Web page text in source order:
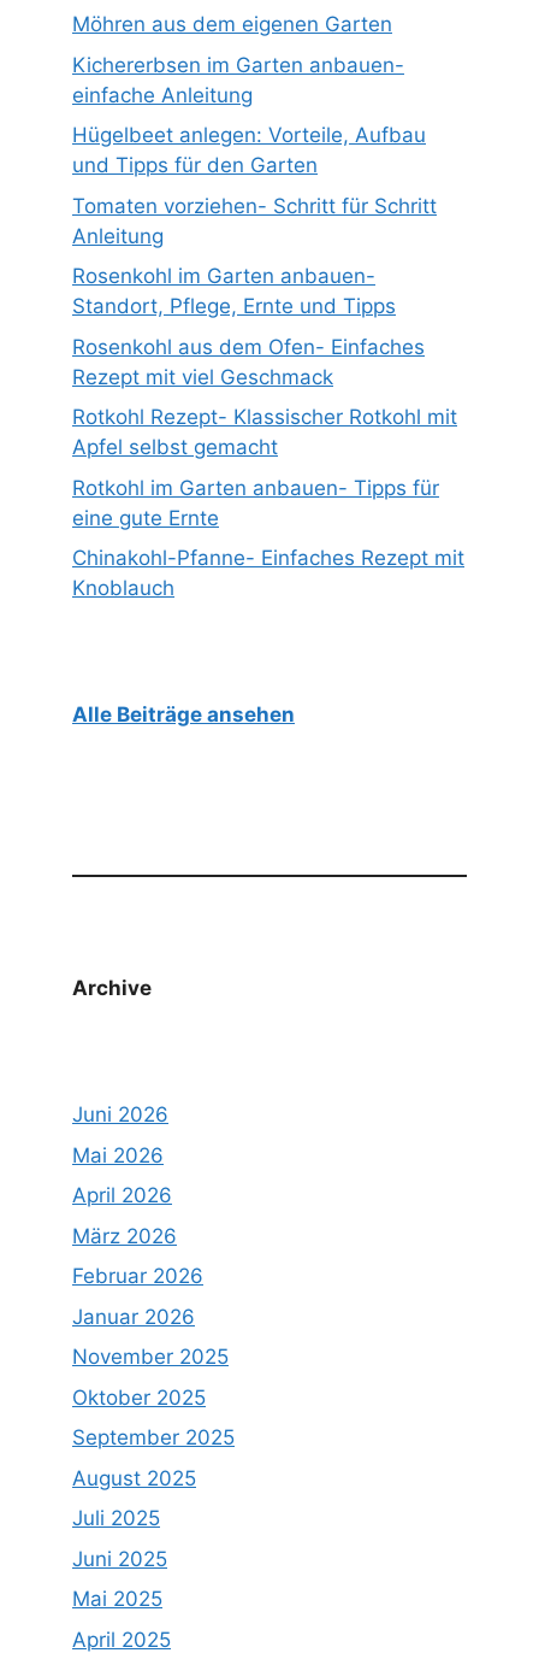
Möhren aus dem eigenen Garten
Kichererbsen im Garten anbauen-
einfache Anleitung
Hügelbeet anlegen: Vorteile, Aufbau
und Tipps für den Garten
Tomaten vorziehen- Schritt für Schritt
Anleitung
Rosenkohl im Garten anbauen-
Standort, Pflege, Ernte und Tipps
Rosenkohl aus dem Ofen- Einfaches
Rezept mit viel Geschmack
Rotkohl Rezept- Klassischer Rotkohl mit
Apfel selbst gemacht
Rotkohl im Garten anbauen- Tipps für
eine gute Ernte
Chinakohl-Pfanne- Einfaches Rezept mit
Knoblauch
Alle Beiträge ansehen
Archive
Juni 2026
Mai 2026
April 2026
März 2026
Februar 2026
Januar 2026
November 2025
Oktober 2025
September 2025
August 2025
Juli 2025
Juni 2025
Mai 2025
April 2025